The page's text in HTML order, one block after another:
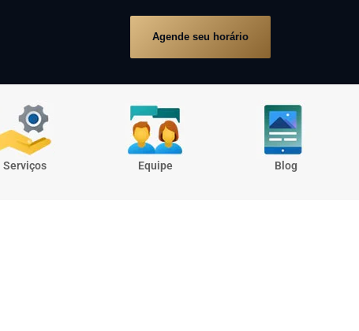
Agende seu horário
Serviços Equipe Blog